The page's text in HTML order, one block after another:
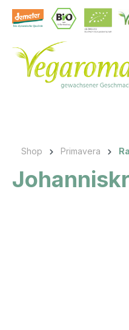
Hauptinhalt springen
Zur Suche springen
Zur Hauptnavigation
Shop Primavera